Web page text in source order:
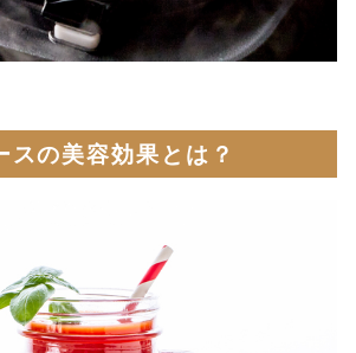
スの美容効果とは？